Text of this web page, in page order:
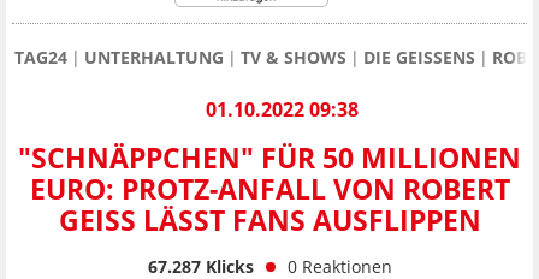
TAG24 UNTERHALTUNG TV & SHOWS DIE GEISSENS
01.10.2022 09:38
"SCHNÄPPCHEN" FÜR 50 MILLIONEN
EURO: PROTZ-ANFALL VON ROBERT
GEISS LÄSST FANS AUSFLIPPEN
67.287Klicks 0 Reaktionen